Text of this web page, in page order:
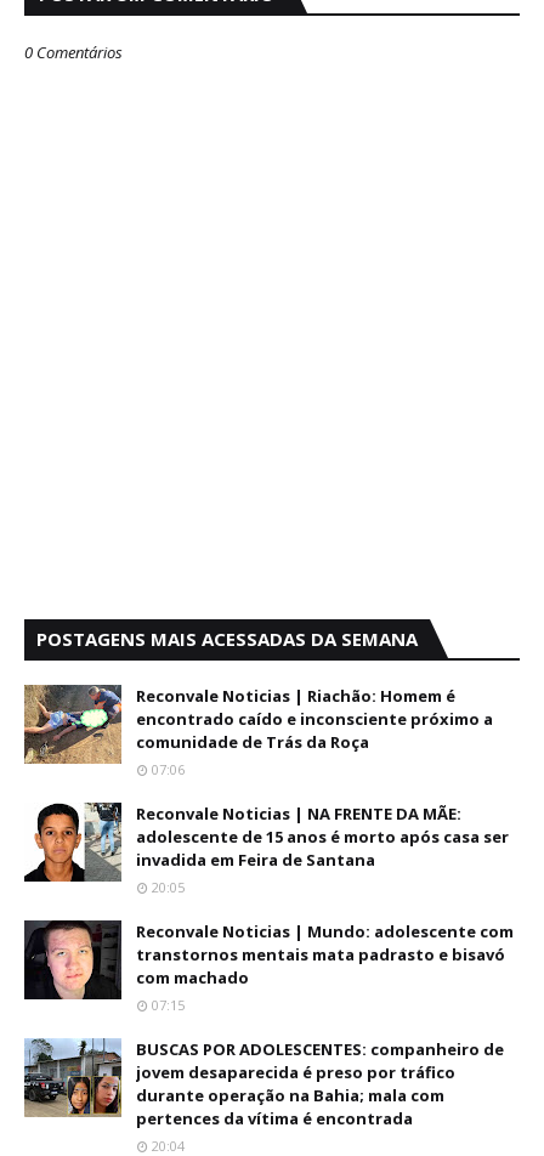
0 Comentários
POSTAGENS MAIS ACESSADAS DA SEMANA
Reconvale Noticias | Riachão: Homem é
encontrado caído e inconsciente próximo a
comunidade de Trás da Roça
07:06
Reconvale Noticias | NA FRENTE DA MÃE:
adolescente de 15 anos é morto após casa ser
invadida em Feira de Santana
20:05
Reconvale Noticias | Mundo: adolescente com
transtornos mentais mata padrasto e bisavó
com machado
07:15
BUSCAS POR ADOLESCENTES: companheiro de
jovem desaparecida é preso por tráfico
durante operação na Bahia; mala com
pertences da vítima é encontrada
20:04